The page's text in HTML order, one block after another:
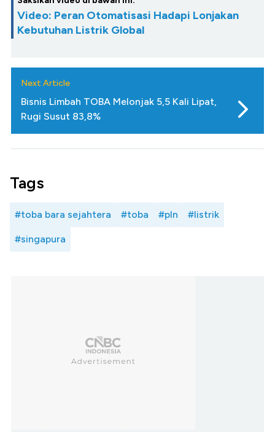
Video: Peran Otomatisasi Hadapi Lonjakan
Kebutuhan Listrik Global
Next Article
Bisnis Limbah TOBA Melonjak 5,5 Kali Lipat,
Rugi Susut 83,8%
Tags
#toba bara sejahtera #toba #pln #listrik
#singapura